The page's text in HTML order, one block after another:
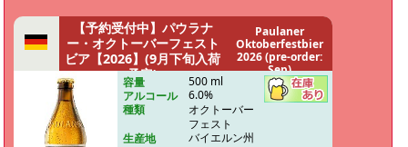
【予約受付中】パウラナ
ー・オクトーバーフェスト
ビア【2026】(9月下旬入荷
予定)
Paulaner
Oktoberfestbier
2026 (pre-order:
Sep)
容量
500 ml
アルコール
6.0%
種類
オクトーバー
フェスト
生産地
バイエルン州